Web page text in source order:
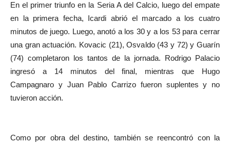
En el primer triunfo en la Seria A del Calcio, luego del empate
en la primera fecha, Icardi abrió el marcado a los cuatro
minutos de juego. Luego, anotó a los 30 y a los 53 para cerrar
una gran actuación. Kovacic (21), Osvaldo (43 y 72) y Guarín
(74) completaron los tantos de la jornada. Rodrigo Palacio
ingresó a 14 minutos del final, mientras que Hugo
Campagnaro y Juan Pablo Carrizo fueron suplentes y no
tuvieron acción.
Como por obra del destino, también se reencontró con la